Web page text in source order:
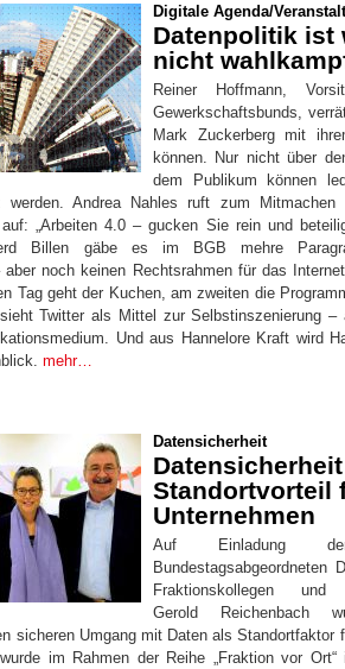
Digitale Agenda/
Datenpolitik ist
nicht
Reiner Hoffmann,
Gewerkschaftsbunds,
Mark Zuckerberg mit
können. Nur nicht über
dem Publikum können
werden. Andrea Nahles ruft zum
„Arbeiten 4.0 – gucken Sie rein und
Billen gäbe es im BGB mehre
aber noch keinen Rechtsrahmen für das
Tag geht der Kuchen, am zweiten die
Twitter als Mittel zur Selbstinszenierung
Und aus Hannelore Kraft wird
mehr…
Datensicherheit
Standortvorteil
Unternehmen
Auf Einladung
Bundestagsabgeordneten
Fraktionskollegen und
Gerold Reichenbach
sicheren Umgang mit Daten als Standortfaktor
im Rahmen der Reihe „Fraktion vor